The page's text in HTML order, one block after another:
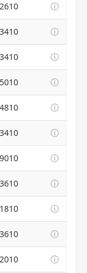
ⓘ
ⓘ
ⓘ
ⓘ
ⓘ
ⓘ
ⓘ
ⓘ
ⓘ
ⓘ
ⓘ